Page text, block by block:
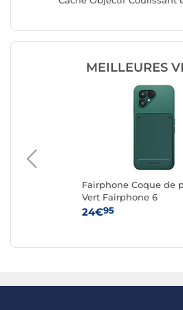
MEILLEURES
Fairphone Coque de
Vert Fairphone 6
24€95